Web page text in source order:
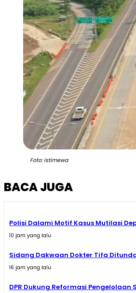
Foto: Istimewa
BACA JUGA
Polisi Dalami Motif Kasus Mutilasi
10 jam yang lalu
Sidang Dakwaan Dokter Tifa
16 jam yang lalu
DPR Dukung Reformasi Pengelolaan